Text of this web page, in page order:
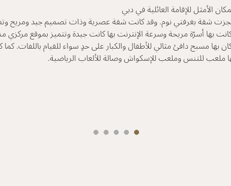
الأمثل للإقامة العائلية في دبي
شقة بغرفتي نوم. وقد كانت شقة عصرية وذات تصميم جيد ومريح
بها أسرّة مريحة وسرعة الإنترنت بها كانت جيدة وتتميز بموقع
بها مسبح دافئ مثالي للأطفال والكبار على حدٍ سواء للقيام باللفات.
ملعب للتنس وملعب للإسكواش وصالة للألعاب الرياضية.